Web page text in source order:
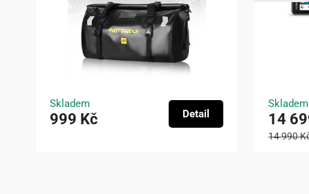
Skladem
999 Kč Detail
Skladem
14
14 990